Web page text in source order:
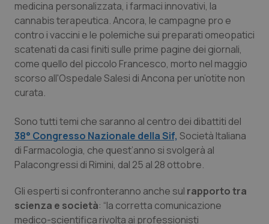
Calabria
Campania
Emilia-Romagna
Lazio
Liguria
Lombardia
Asma & BPCO
Car-T
Colesterolo & coronaropatie
Diabete & glucometri
Disturbi dell’umore
Dolore
medicina personalizzata, i farmaci innovativi, la
cannabis terapeutica. Ancora, le campagne pro e
contro i vaccini e le polemiche sui preparati omeopatici
scatenati da casi finiti sulle prime pagine dei giornali,
come quello del piccolo Francesco, morto nel maggio
scorso all'Ospedale Salesi di Ancona per un’otite non
curata.
Sono tutti temi che saranno al centro dei dibattiti del
38° Congresso Nazionale della Sif, Società Italiana
di Farmacologia, che quest’anno si svolgerà al
Palacongressi di Rimini, dal 25 al 28 ottobre.
Gli esperti si confronteranno anche sul rapporto tra
scienza e società: “la corretta comunicazione
medico-scientifica rivolta ai professionisti